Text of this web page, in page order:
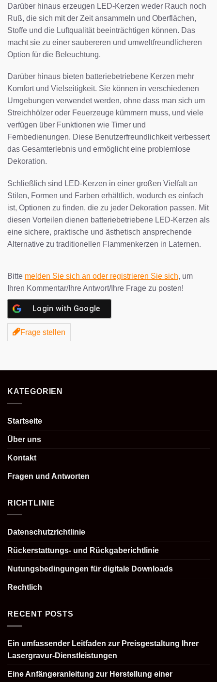
Darüber hinaus erzeugen LED-Kerzen weder Rauch noch
Ruß, die sich mit der Zeit ansammeln und Oberflächen,
Stoffe und die Luftqualität beeinträchtigen können. Das
macht sie zu einer saubereren und umweltfreundlicheren
Option für die Beleuchtung.
Darüber hinaus bieten batteriebetriebene Kerzen mehr
Komfort und Vielseitigkeit. Sie können in verschiedenen
Umgebungen verwendet werden, ohne dass man sich um
Streichhölzer oder Feuerzeuge kümmern muss, und viele
verfügen über Funktionen wie Timer und
Fernbedienungen. Diese Benutzerfreundlichkeit verbessert
das Gesamterlebnis und ermöglicht eine problemlose
Dekoration.
Schließlich sind LED-Kerzen in einer großen Vielfalt an
Stilen, Formen und Farben erhältlich, wodurch es einfach
ist, Optionen zu finden, die zu jeder Dekoration passen. Mit
diesen Vorteilen dienen batteriebetriebene LED-Kerzen als
eine sichere, praktische und ästhetisch ansprechende
Alternative zu traditionellen Flammenkerzen in Laternen.
Bitte melden Sie sich an oder registrieren Sie sich, um
Ihren Kommentar/Ihre Antwort/Ihre Frage zu posten!
Login with Google
Frage stellen
KATEGORIEN
Startseite
Über uns
Kontakt
Fragen und Antworten
RICHTLINIE
Datenschutzrichtlinie
Rückerstattungs- und Rückgaberichtlinie
Nutungsbedingungen für digitale Downloads
Rechtlich
RECENT POSTS
Ein umfassender Leitfaden zur Preisgestaltung Ihrer
Lasergravur-Dienstleistungen
Eine Anfängeranleitung zur Herstellung einer